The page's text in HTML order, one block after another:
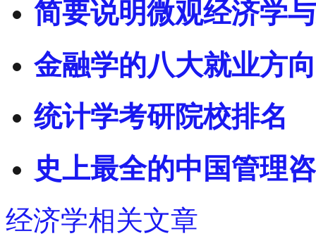
简要说明微观经济学
金融学的八大就业方
统计学考研院校排名
史上最全的中国管理
经济学相关文章